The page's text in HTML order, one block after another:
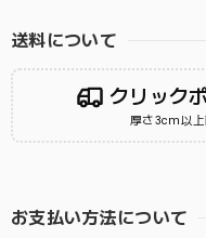
送料について
クリック
厚さ3cm以
お支払い方法について